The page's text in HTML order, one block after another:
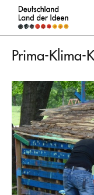
Deutschland
–
der
Ideen
Projekt
Prima-Klima-